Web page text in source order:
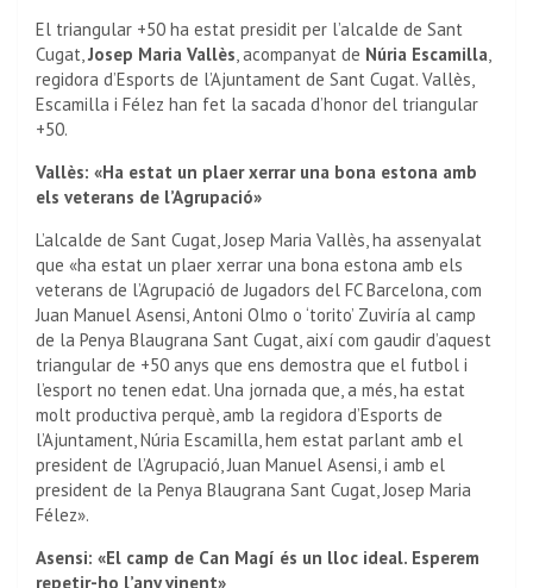
El triangular +50 ha estat presidit per l’alcalde de Sant
Cugat,Josep Maria Vallès, acompanyat de Núria Escamilla,
regidora d’Esports de l’Ajuntament de Sant Cugat. Vallès,
Escamilla i Félez han fet la sacada d’honor del triangular
+50.
Vallès: «Ha estat un plaer xerrar una bona estona amb
els veterans de l’Agrupació»
L’alcalde de Sant Cugat, Josep Maria Vallès, ha assenyalat
que «ha estat un plaer xerrar una bona estona amb els
veterans de l’Agrupació de Jugadors del FC Barcelona, com
Juan Manuel Asensi, Antoni Olmo o ‘torito’ Zuviría al camp
de la Penya Blaugrana Sant Cugat, així com gaudir d’aquest
triangular de +50 anys que ens demostra que el futbol i
l’esport no tenen edat. Una jornada que, a més, ha estat
molt productiva perquè, amb la regidora d’Esports de
l’Ajuntament, Núria Escamilla, hem estat parlant amb el
president de l’Agrupació, Juan Manuel Asensi, i amb el
president de la Penya Blaugrana Sant Cugat, Josep Maria
Félez».
Asensi: «El camp de Can Magí és un lloc ideal. Esperem
repetir-ho l’any vinent»